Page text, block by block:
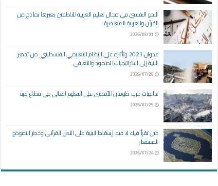
النحو النفسي في مجال تعليم العربية للناطقين بغيرها نماذج من
القرآن والعربية المعاصرة
2026/08/01
عدوان 2023 وتأثيره على النظام التعليمي الفلسطيني: من تدمير
البنية إلى استراتيجيات الصمود والتعافي
2026/07/26
تداعيات حرب طوفان الأقصى على التعليم العالي في قطاع غزة
2026/07/25
حين تقرأ فيك لا فيه، إسقاط البنية على النص القرآني وخطر النموذج
المستعار
2026/07/24